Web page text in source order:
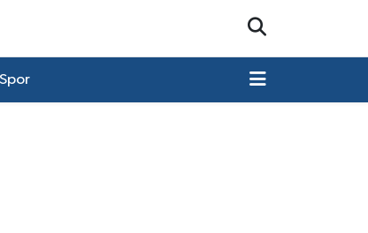
Spor